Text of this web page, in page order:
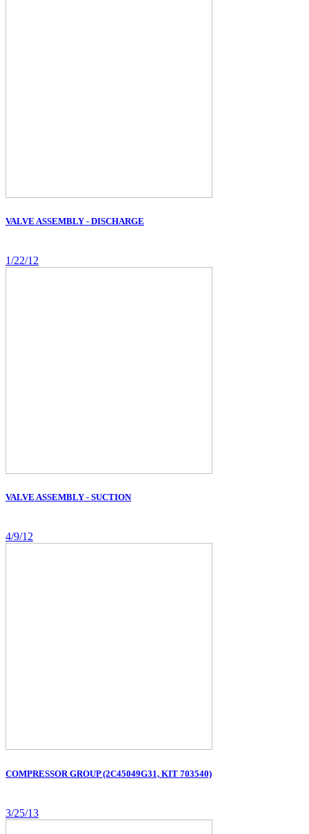
VALVE ASSEMBLY - DISCHARGE
1/22/12
VALVE ASSEMBLY - SUCTION
4/9/12
COMPRESSOR GROUP (2C45049G31, KIT 703540)
3/25/13